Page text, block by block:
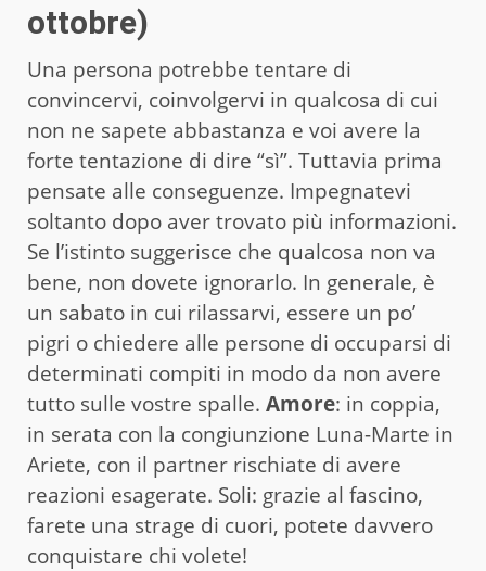
ottobre)
Una persona potrebbe tentare di
convincervi, coinvolgervi in qualcosa di cui
non ne sapete abbastanza e voi avere la
forte tentazione di dire “sì”. Tuttavia prima
pensate alle conseguenze. Impegnatevi
soltanto dopo aver trovato più informazioni.
Se l’istinto suggerisce che qualcosa non va
bene, non dovete ignorarlo. In generale, è
un sabato in cui rilassarvi, essere un po’
pigri o chiedere alle persone di occuparsi di
determinati compiti in modo da non avere
tutto sulle vostre spalle. Amore: in coppia,
in serata con la congiunzione Luna-Marte in
Ariete, con il partner rischiate di avere
reazioni esagerate. Soli: grazie al fascino,
farete una strage di cuori, potete davvero
conquistare chi volete!